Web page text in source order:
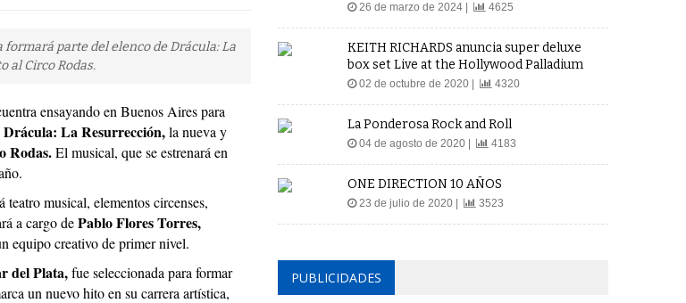
parte del elenco de Drácula: La
al Circo Rodas.
ensayando en Buenos Aires para
Drácula: La Resurrección,la nueva y
Rodas.El musical, que se estrenará en
teatro musical, elementos circenses,
a cargo dePablo Flores Torres,
equipo creativo de primer nivel.
del Plata,fue seleccionada para formar
un nuevo hito en su carrera artística,
26 de marzo de 2024 | 4625
KEITH RICHARDS anuncia super deluxe
box set Live at the Hollywood Palladium
02 de octubre de 2020 | 4320
La Ponderosa Rock and Roll
04 de agosto de 2020 | 4183
ONE DIRECTION 10 AÑOS
23 de julio de 2020 | 3523
PUBLICIDADES